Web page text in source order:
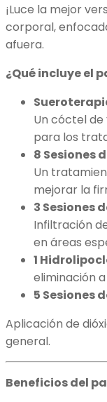
¡Luce la mejor
corporal,
afuera.
¿Qué incluye el
Un cóctel
para los
8 Sesiones
Un
mejorar la
3 Sesiones
Infiltración
en áreas
1
eliminación
5 Sesiones
Aplicación de
general.
Beneficios del